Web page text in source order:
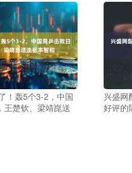
！轰5个3-2，中国
王楚钦、梁靖崑送
兴盛网
好评的